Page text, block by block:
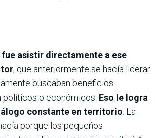
fue asistir directamente a ese
, que anteriormente se hacía liderar
buscaban beneficios
políticos o económicos. Eso le logra
constante en territorio . La
porque los pequeños